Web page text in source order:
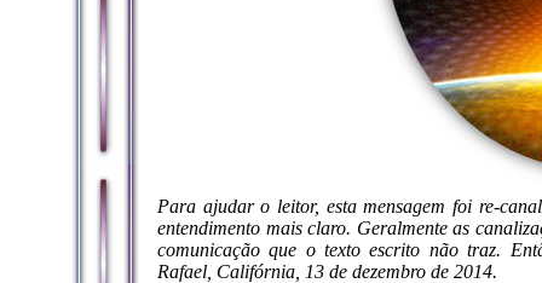
Para ajudar o leitor, esta mensagem foi re-
entendimento mais claro. Geralmente as
comunicação que o texto escrito não traz.
Rafael, Califórnia, 13 de dezembro de 2014.